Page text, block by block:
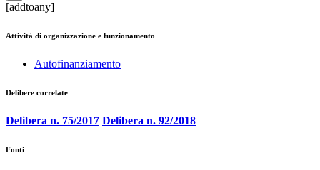
[addtoany]
Attività di organizzazione e funzionamento
Autofinanziamento
Delibere correlate
Delibera n. 75/2017 Delibera n. 92/2018
Fonti